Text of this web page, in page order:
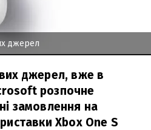
джерел
джерел, вже в
розпочне
замовлення на
Xbox One S